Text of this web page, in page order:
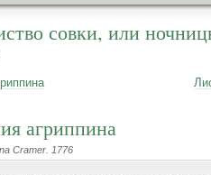
совки, или
агриппина
Cramer. 1776